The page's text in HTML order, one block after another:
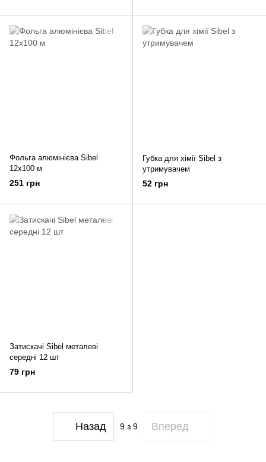
Фольга алюмінієва Sibel
12х100 м
251 грн
Губка для хімії Sibel з
утримувачем
52 грн
Затискачі Sibel металеві
середні 12 шт
79 грн
Назад 9з 9 Вперед